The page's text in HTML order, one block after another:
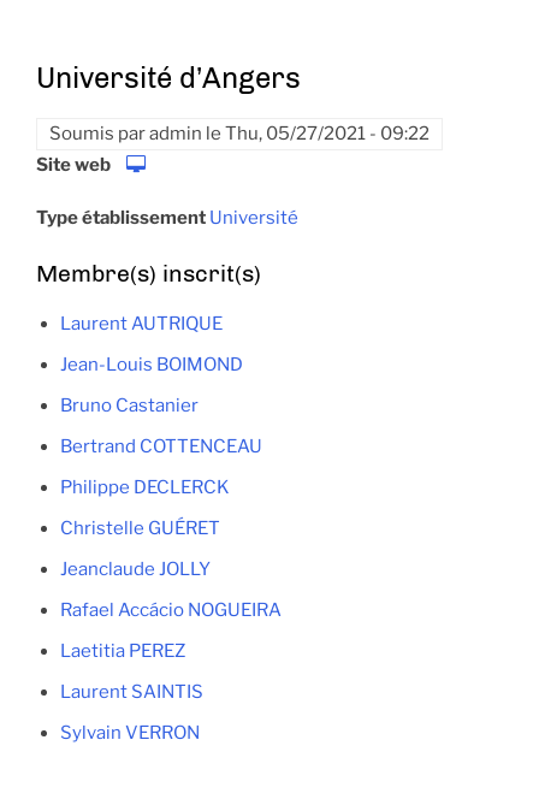
Université d’Angers
Soumis paradmin le Thu, 05/27/2021 - 09:22
Site web
Type établissement Université
Membre(s) inscrit(s)
Laurent AUTRIQUE
Jean-Louis BOIMOND
Bruno Castanier
Bertrand COTTENCEAU
Philippe DECLERCK
Christelle GUÉRET
Jeanclaude JOLLY
Rafael Accácio NOGUEIRA
Laetitia PEREZ
Laurent SAINTIS
Sylvain VERRON